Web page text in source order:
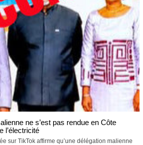
ne s’est pas rendue en Côte
l’électricité
sur TikTok affirme qu’une délégation malienne